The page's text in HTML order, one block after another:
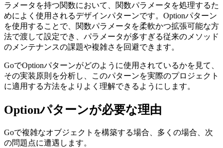
ラメータを持つ関数において、関数パラメータを処理するた
めによく使用されるデザインパターンです。Optionパターン
を使用することで、関数パラメータを柔軟かつ拡張可能な方
法で渡して設定でき、パラメータが多すぎる従来のメソッド
のメンテナンスの課題や複雑さを回避できます。
GoでOptionパターンがどのように使用されているかを見て、
その実装原則を分析し、このパターンを実際のプロジェクト
に適用する方法をよりよく理解できるようにします。
Optionパターンが必要な理由
Goで複雑なオブジェクトを構築する場合、多くの場合、次
の問題点に遭遇します。